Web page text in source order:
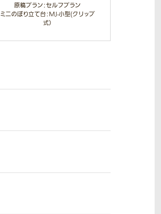
原稿プラン：セルフプラン
ミニのぼり立て台：MJ-小型(クリップ
式）
生地：テトロンポンジ